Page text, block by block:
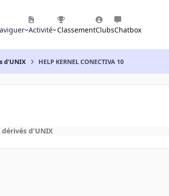
Activité ClassementClubsChatbox
d'UNIX HELP KERNEL CONECTIVA 10
dérivés d'UNIX